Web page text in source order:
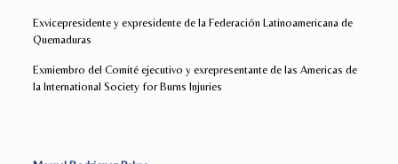
Exvicepresidente y expresidente de la Federación Latinoamericana de
Quemaduras
Exmiembro del Comité ejecutivo y exrepresentante de las Americas de
la International Society for Burns Injuries